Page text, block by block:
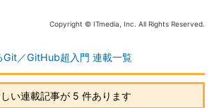
Copyright © ITmedia, Inc. All Rights Reserved.
Git／GitHub超入門 連載一覧
い連載記事が 5 件あります